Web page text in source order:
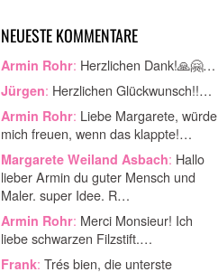
NEUESTE KOMMENTARE
Armin Rohr: Herzlichen Dank!🙏🤗…
Jürgen: Herzlichen Glückwunsch!!…
Armin Rohr: Liebe Margarete, würde
mich freuen, wenn das klappte!…
Margarete Weiland Asbach: Hallo
lieber Armin du guter Mensch und
Maler. super Idee. R…
Armin Rohr: Merci Monsieur! Ich
liebe schwarzen Filzstift.…
Frank: Trés bien, die unterste